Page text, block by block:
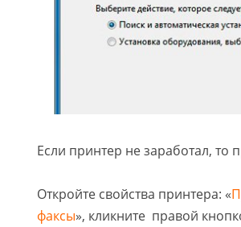
Если принтер не заработал,
Откройте свойства принтера: «
факсы», кликните правой